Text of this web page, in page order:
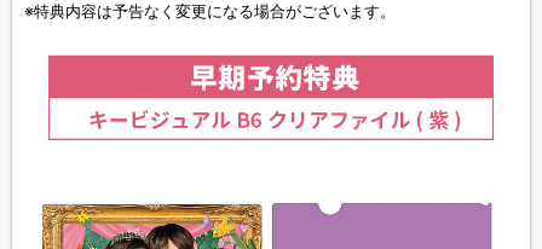
※特典内容は予告なく変更になる場合がございます。